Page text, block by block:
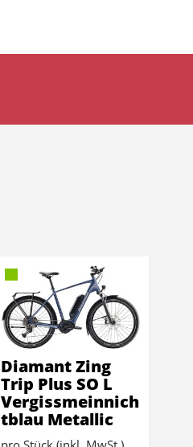
Diamant Zing
Trip Plus SO L
Vergissmeinnich
tblau Metallic